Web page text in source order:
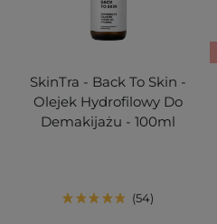
SkinTra - Back To Skin -
Olejek Hydrofilowy Do
Demakijażu - 100ml
54